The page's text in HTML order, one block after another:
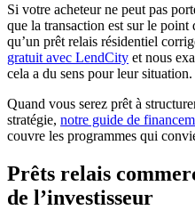
Si votre acheteur ne peut pas
que la transaction est sur le point
qu’un prêt relais résidentiel
gratuit avec LendCity et nous
cela a du sens pour leur situation.
Quand vous serez prêt à
stratégie, notre guide de
couvre les programmes qui
Prêts relais
de l’investisseur